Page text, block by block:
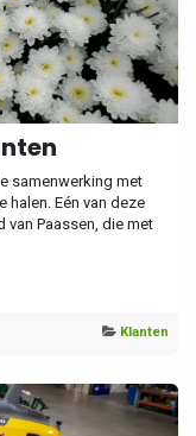
samenwerking met
halen. Eén van deze
van Paassen, die met
Klanten